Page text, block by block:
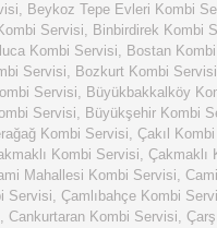
, Beykoz Tepe Evleri Kombi
Servisi, Binbirdirek Kombi
Kombi Servisi, Bostan
Servisi, Bozkurt Kombi Servisi
Servisi, Büyükbakkalköy
Servisi, Büyükşehir Kombi
Kombi Servisi, Çakıl
Kombi Servisi, Çakmaklı
Mahallesi Kombi Servisi,
Servisi, Çamlıbahçe Kombi
, Cankurtaran Kombi Servisi,